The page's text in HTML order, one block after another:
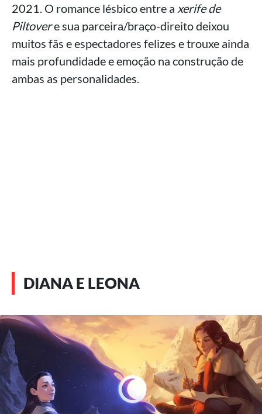
2021. O romance lésbico entre a xerife de
Piltovere sua parceira/braço-direito deixou
muitos fãs e espectadores felizes e trouxe ainda
mais profundidade e emoção na construção de
ambas as personalidades.
DIANA E LEONA